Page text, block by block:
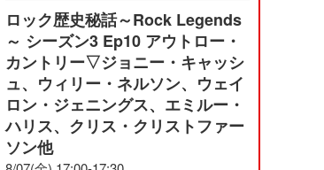
ロック歴史秘話～Rock Legends
～ シーズン3 Ep10 アウトロー・
カントリー▽ジョニー・キャッシ
ュ、ウィリー・ネルソン、ウェイ
ロン・ジェニングス、エミルー・
ハリス、クリス・クリストファー
ソン他